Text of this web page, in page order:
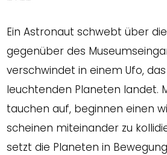
Ein Astronaut schwebt über
gegenüber des
verschwindet in einem Ufo,
leuchtenden Planeten landet.
tauchen auf, beginnen einen
scheinen miteinander zu
setzt die Planeten in